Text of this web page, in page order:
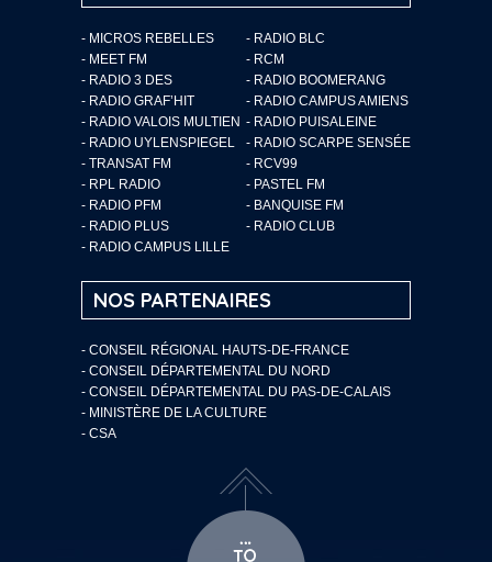
- MICROS REBELLES
- RADIO BLC
- MEET FM
- RCM
- RADIO 3 DES
- RADIO BOOMERANG
- RADIO GRAF’HIT
- RADIO CAMPUS AMIENS
- RADIO VALOIS MULTIEN - RADIO PUISALEINE
- RADIO UYLENSPIEGEL
- RADIO SCARPE SENSÉE
- TRANSAT FM
- RCV99
- RPL RADIO
- PASTEL FM
- RADIO PFM
- BANQUISE FM
- RADIO PLUS
- RADIO CLUB
- RADIO CAMPUS LILLE
NOS PARTENAIRES
- CONSEIL RÉGIONAL HAUTS-DE-FRANCE
- CONSEIL DÉPARTEMENTAL DU NORD
- CONSEIL DÉPARTEMENTAL DU PAS-DE-CALAIS
- MINISTÈRE DE LA CULTURE
- CSA